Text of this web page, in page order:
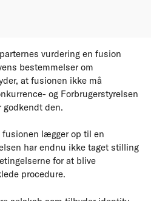
vurdering en fusion
bestemmelser om
at fusionen ikke må
og Forbrugerstyrelsen
godkendt den.
lægger op til en
har endnu ikke taget stilling
for at blive
procedure.